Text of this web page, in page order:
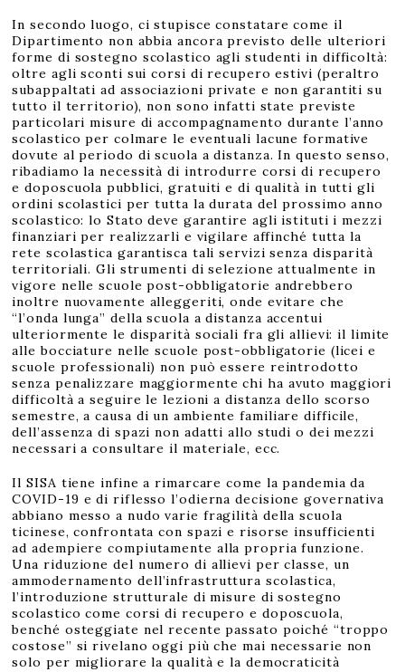
In secondo luogo, ci stupisce constatare come il
Dipartimento non abbia ancora previsto delle ulteriori
forme di sostegno scolastico agli studenti in difficoltà:
oltre agli sconti sui corsi di recupero estivi (peraltro
subappaltati ad associazioni private e non garantiti su
tutto il territorio), non sono infatti state previste
particolari misure di accompagnamento durante l’anno
scolastico per colmare le eventuali lacune formative
dovute al periodo di scuola a distanza. In questo senso,
ribadiamo la necessità di introdurre corsi di recupero
e doposcuola pubblici, gratuiti e di qualità in tutti gli
ordini scolastici per tutta la durata del prossimo anno
scolastico: lo Stato deve garantire agli istituti i mezzi
finanziari per realizzarli e vigilare affinché tutta la
rete scolastica garantisca tali servizi senza disparità
territoriali. Gli strumenti di selezione attualmente in
vigore nelle scuole post-obbligatorie andrebbero
inoltre nuovamente alleggeriti, onde evitare che
“l’onda lunga” della scuola a distanza accentui
ulteriormente le disparità sociali fra gli allievi: il limite
alle bocciature nelle scuole post-obbligatorie (licei e
scuole professionali) non può essere reintrodotto
senza penalizzare maggiormente chi ha avuto maggiori
difficoltà a seguire le lezioni a distanza dello scorso
semestre, a causa di un ambiente familiare difficile,
dell’assenza di spazi non adatti allo studi o dei mezzi
necessari a consultare il materiale, ecc.
Il SISA tiene infine a rimarcare come la pandemia da
COVID-19 e di riflesso l’odierna decisione governativa
abbiano messo a nudo varie fragilità della scuola
ticinese, confrontata con spazi e risorse insufficienti
ad adempiere compiutamente alla propria funzione.
Una riduzione del numero di allievi per classe, un
ammodernamento dell’infrastruttura scolastica,
l’introduzione strutturale di misure di sostegno
scolastico come corsi di recupero e doposcuola,
benché osteggiate nel recente passato poiché “troppo
costose” si rivelano oggi più che mai necessarie non
solo per migliorare la qualità e la democraticità